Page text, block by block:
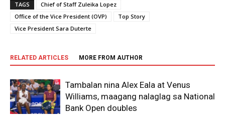
TAGS
Chief of Staff Zuleika Lopez
Office of the Vice President (OVP)
Top Story
Vice President Sara Duterte
RELATED ARTICLES MORE FROM AUTHOR
Tambalan nina Alex Eala at Venus
Williams, maagang nalaglag sa National
Bank Open doubles